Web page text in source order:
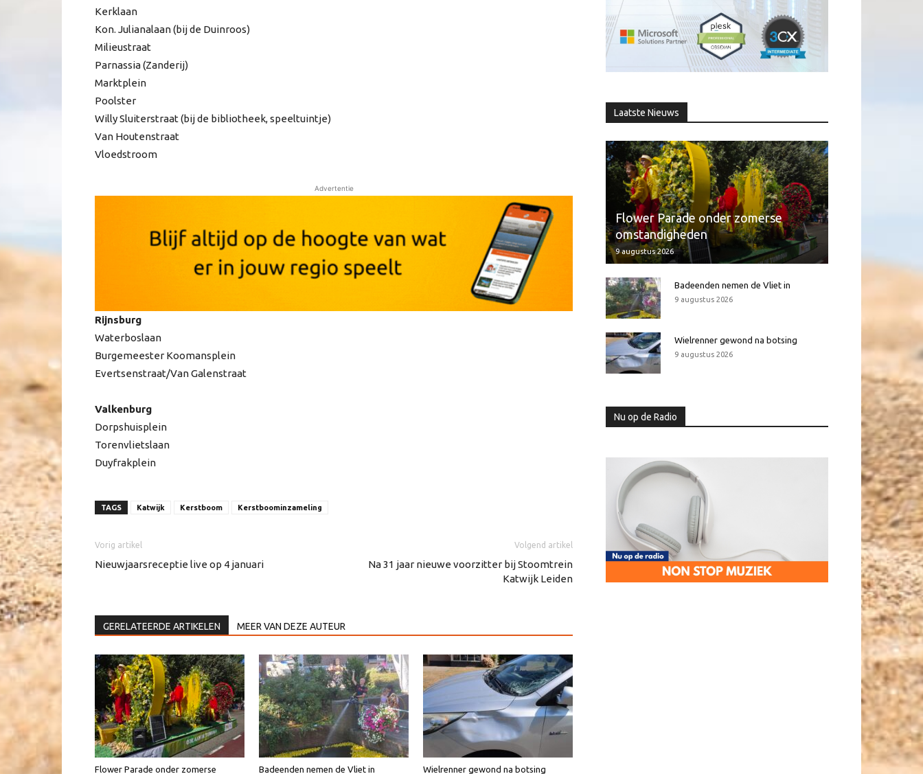
Kerklaan
Kon. Julianalaan (bij de Duinroos)
Milieustraat
Parnassia (Zanderij)
Marktplein
Poolster
Willy Sluiterstraat (bij de bibliotheek, speeltuintje)
Van Houtenstraat
Vloedstroom
Advertentie
Rijnsburg
Waterboslaan
Burgemeester Koomansplein
Evertsenstraat/Van Galenstraat
Valkenburg
Dorpshuisplein
Torenvlietslaan
Duyfrakplein
TAGS Katwijk Kerstboom Kerstboominzameling
Vorig artikel
Nieuwjaarsreceptie live op 4 januari
Volgend artikel
Na 31 jaar nieuwe voorzitter bij Stoomtrein
Katwijk Leiden
GERELATEERDE ARTIKELEN MEER VAN DEZE AUTEUR
Flower Parade onder zomerse Badeenden nemen de Vliet in Wielrenner gewond na botsing
Laatste Nieuws
Flower Parade onder zomerse
omstandigheden
9 augustus 2026
Badeenden nemen de Vliet in
9 augustus 2026
Wielrenner gewond na botsing
9 augustus 2026
Nu op de Radio